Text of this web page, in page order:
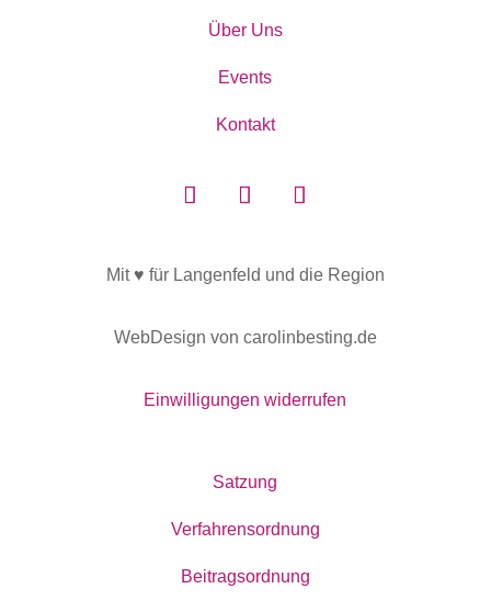
Über Uns
Events
Kontakt
Mit ♥ für Langenfeld und die Region
WebDesign von carolinbesting.de
Einwilligungen widerrufen
Satzung
Verfahrensordnung
Beitragsordnung